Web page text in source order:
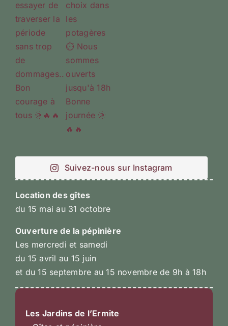
Suivez-nous sur Instagram
Location des gîtes
du 15 mai au 31 octobre
Ouverture de la pépinière
Les mercredi et samedi
du 15 avril au 15 juin
et du 15 septembre au 15 novembre de 9h à 18h
Les Jardins de l’Ermite